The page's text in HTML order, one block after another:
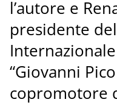
l’autore e
presidente
“Giovanni
copromotore